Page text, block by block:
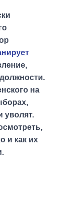
на
уволят.
и как их